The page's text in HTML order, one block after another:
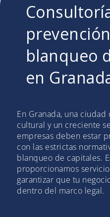
blanqueo
en
En Granada, una
cultural y un creciente
empresas deben estar
con las estrictas
blanqueo de capitales.
proporcionamos
garantizar que tu
dentro del marco legal.